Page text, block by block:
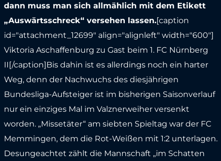
dann muss man sich allmählich mit dem Etikett
„Auswärtsschreck“ versehen lassen.[caption
id="attachment_12699" align="alignleft" width="600"]
Viktoria Aschaffenburg zu Gast beim 1. FC Nürnberg
II[/caption]Bis dahin ist es allerdings noch ein harter
Weg, denn der Nachwuchs des diesjährigen
Bundesliga-Aufsteiger ist im bisherigen Saisonverlauf
nur ein einziges Mal im Valznerweiher versenkt
worden. „Missetäter“ am siebten Spieltag war der FC
Memmingen, dem die Rot-Weißen mit 1:2 unterlagen.
Desungeachtet zählt die Mannschaft „im Schatten